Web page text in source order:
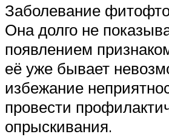
Заболевание
Она долго не
появлением
её уже бывает
избежание
провести
опрыскивания.